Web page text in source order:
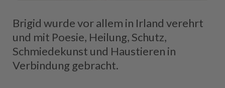
Brigid wurde vor allem in Irland verehrt
und mit Poesie, Heilung, Schutz,
Schmiedekunst und Haustieren in
Verbindung gebracht.